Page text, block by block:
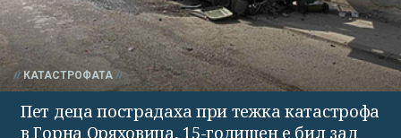
КАТАСТРОФАТА
Пет деца пострадаха при тежка катастрофа
в Горна Оряховица, 15-годишен е бил зад